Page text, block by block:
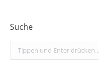
Suche
Search: